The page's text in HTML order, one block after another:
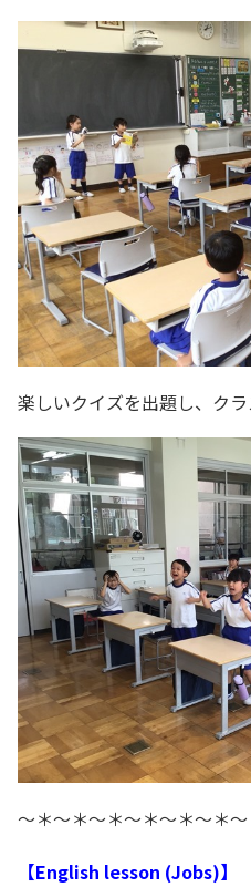
楽しいクイズを出題し、クラ
～＊～＊～＊～＊～＊～＊～
【English lesson (Jobs)】